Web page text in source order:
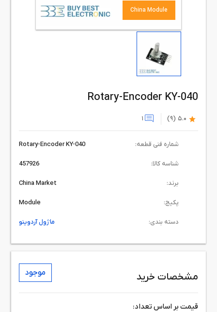
China Module
Rotary-Encoder KY-040
5.0
(9)
1
شماره فنی قطعه: Rotary-Encoder KY-040
شناسه کالا: 457926
برند: China Market
پکیج: Module
دسته بندی: ماژول آردوینو
مشخصات خرید موجود
قیمت بر اساس تعداد: